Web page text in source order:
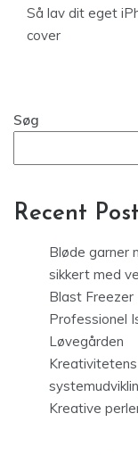
Så lav dit eget
cover
Søg
Recent
Bløde garner
sikkert med
Blast Freezer
Professionel
Løvegården
Kreative